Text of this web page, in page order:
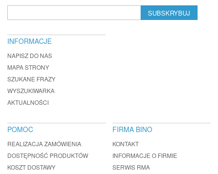
SUBSKRYBUJ
INFORMACJE
NAPISZ DO NAS
MAPA STRONY
SZUKANE FRAZY
WYSZUKIWARKA
AKTUALNOŚCI
POMOC
REALIZACJA ZAMÓWIENIA
DOSTĘPNOŚĆ PRODUKTÓW
KOSZT DOSTAWY
FIRMA BINO
KONTAKT
INFORMACJE O FIRMIE
SERWIS RMA